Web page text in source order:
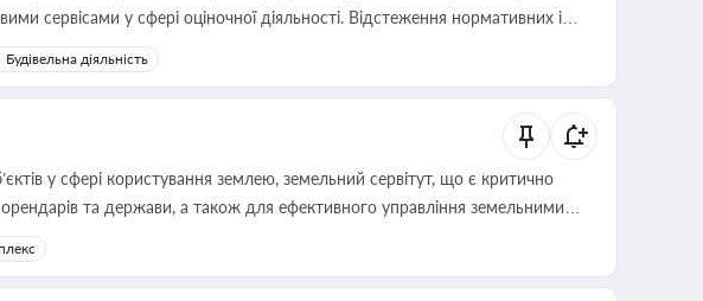
сервісами у сфері оціночної діяльності. Відстеження нормативних і
керівника, юриста або бухгалтера під час оподаткування,
угод і перевірки статусу суб'єктів оціночної діяльності
Будівельна діяльність
у сфері користування землею, земельний сервітут, що є критично
та держави, а також для ефективного управління земельними